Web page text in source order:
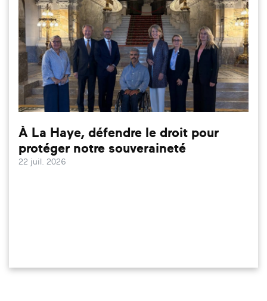
À La Haye, défendre le droit pour
protéger notre souveraineté
22 juil. 2026